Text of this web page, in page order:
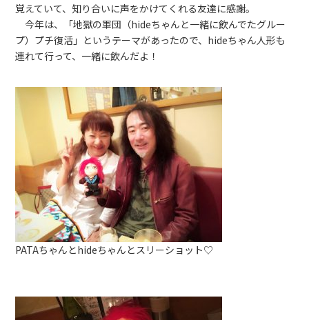
覚えていて、知り合いに声をかけてくれる友達に感謝。
今年は、「地獄の軍団（hideちゃんと一緒に飲んでたグルー
プ）プチ復活」というテーマがあったので、hideちゃん人形も
連れて行って、一緒に飲んだよ！
PATAちゃんとhideちゃんとスリーショット♡